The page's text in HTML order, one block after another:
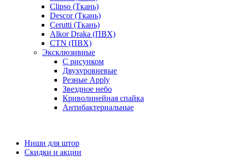
Clipso (Ткань)
Descor (Ткань)
Cerutti (Ткань)
Alkor Draka (ПВХ)
CTN (ПВХ)
Эксклюзивные
С рисунком
Двухуровневые
Резные Apply
Звездное небо
Криволинейная спайка
Антибактериальные
Ниши для штор
Скидки и акции